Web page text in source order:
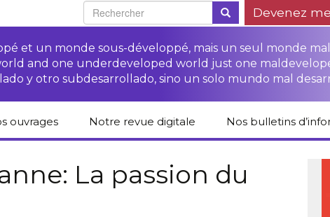
Devenez
et un monde sous-développé, mais un seul monde
and one underdeveloped world just one
y otro subdesarrollado, sino un solo mundo mal
“Protéger les droits
des paysan.nes”
ouvrages Notre revue digitale
développement
Nos bulletins
La passion du